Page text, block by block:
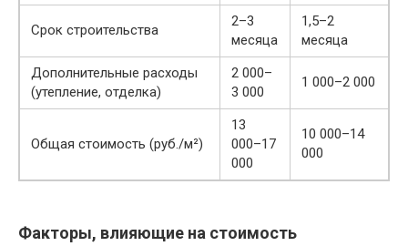
Срок строительства
2–3
месяца
1,5–2
месяца
Дополнительные расходы
(утепление, отделка)
2 000–
3 000
1 000–2 000
Общая стоимость (руб./м²)
13
000–17
000
10 000–14
000
Факторы, влияющие на стоимость